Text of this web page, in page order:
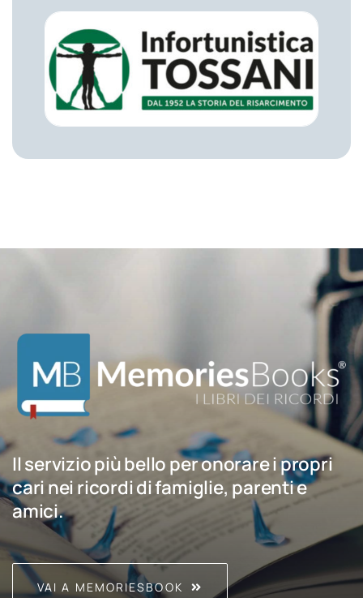
Il servizio più bello per onorare i propri
cari nei ricordi di famiglie, parenti e
amici.
VAI A MEMORIESBOOK